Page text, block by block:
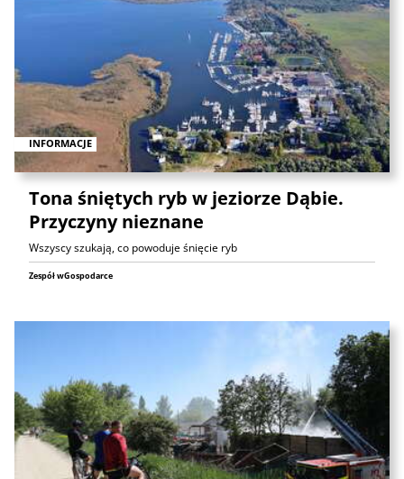
INFORMACJE
Tona śniętych ryb w jeziorze Dąbie.
Przyczyny nieznane
Wszyscy szukają, co powoduje śnięcie ryb
Zespół wGospodarce